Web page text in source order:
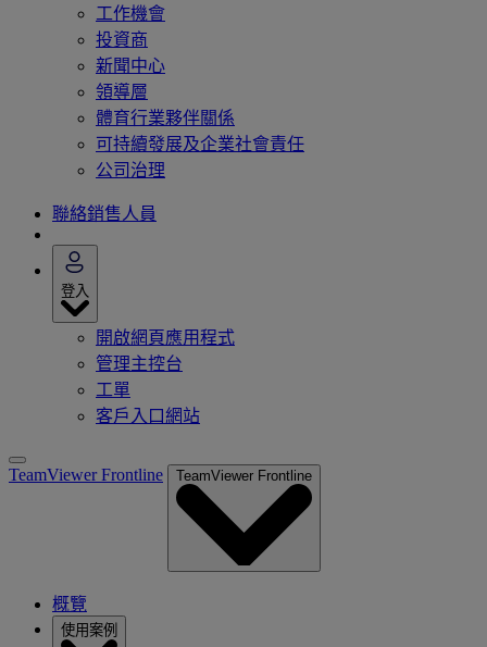
工作機會
投資商
新聞中心
領導層
體育行業夥伴關係
可持續發展及企業社會責任
公司治理
聯絡銷售人員
登入
開啟網頁應用程式
管理主控台
工單
客戶入口網站
TeamViewer Frontline TeamViewer Frontline
概覽
使用案例